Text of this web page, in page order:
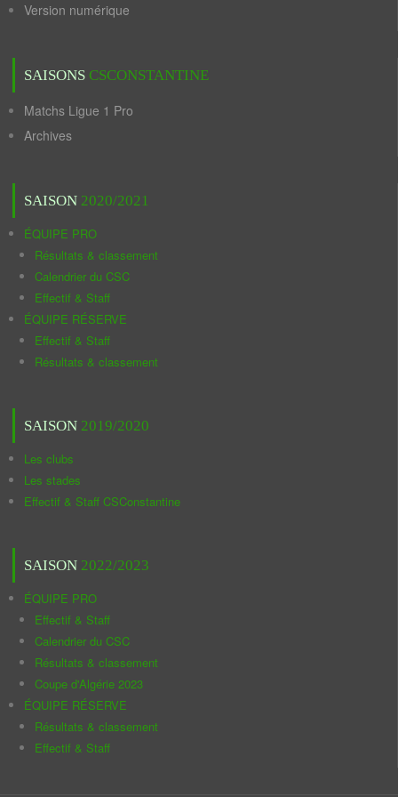
Version numérique
SAISONS CSCONSTANTINE
Matchs Ligue 1 Pro
Archives
SAISON 2020/2021
ÉQUIPE PRO
Résultats & classement
Calendrier du CSC
Effectif & Staff
ÉQUIPE RÉSERVE
Effectif & Staff
Résultats & classement
SAISON 2019/2020
Les clubs
Les stades
Effectif & Staff CSConstantine
SAISON 2022/2023
ÉQUIPE PRO
Effectif & Staff
Calendrier du CSC
Résultats & classement
Coupe d'Algérie 2023
ÉQUIPE RÉSERVE
Résultats & classement
Effectif & Staff